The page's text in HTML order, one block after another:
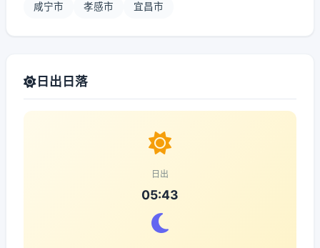
咸宁市 孝感市 宜昌市
日出日落
日出
05:43